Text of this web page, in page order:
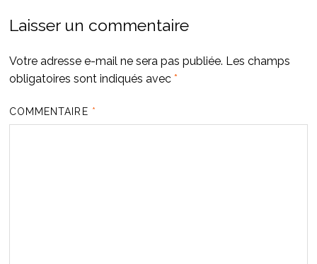
Laisser un commentaire
Votre adresse e-mail ne sera pas publiée. Les champs
obligatoires sont indiqués avec *
COMMENTAIRE *